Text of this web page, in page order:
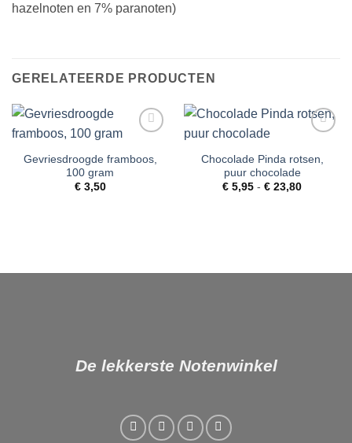
hazelnoten en 7% paranoten)
GERELATEERDE PRODUCTEN
aan
verlanglijst
Gevriesdroogde framboos,
100 gram
€3,50
aan
verlanglijst
Chocolade Pinda rotsen,
puur chocolade
€ 5,95 - € 23,80
De lekkerste Notenwinkel